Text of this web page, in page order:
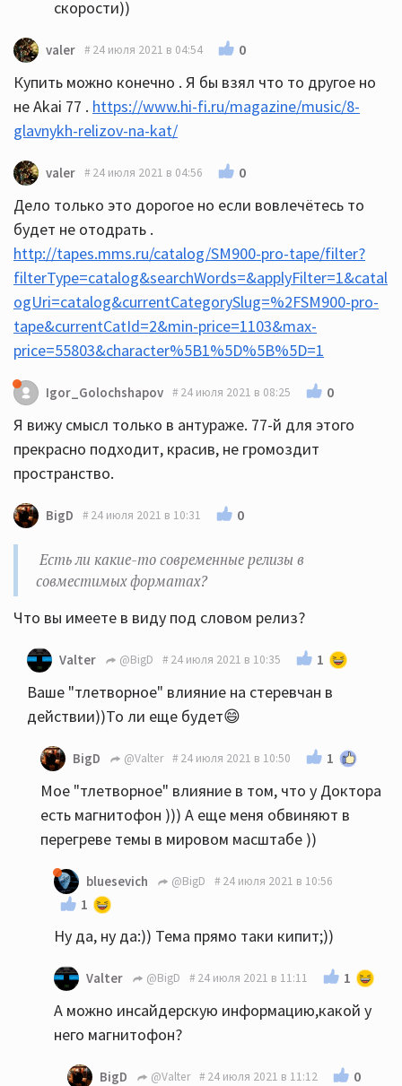
скорости))
valer 24 июля 2021 в 04:54 0
Купить можно конечно . Я бы взял что то другое но
не Akai 77 . https://www.hi-fi.ru/magazine/music/8-
glavnykh-relizov-na-kat/
valer 24 июля 2021 в 04:56 0
Дело только это дорогое но если вовлечётесь то
будет не отодрать .
http://tapes.mms.ru/catalog/SM900-pro-tape/filter?
filterType=catalog&searchWords=&applyFilter=1&catal
ogUri=catalog&currentCategorySlug=%2FSM900-pro-
tape&currentCatId=2&min-price=1103&max-
price=55803&character%5B1%5D%5B%5D=1
Igor_Golochshapov 24 июля 2021 в 08:25 0
Я вижу смысл только в антураже. 77-й для этого
прекрасно подходит, красив, не громоздит
пространство.
BigD 24 июля 2021 в 10:31 0
Есть ли какие-то современные релизы в
совместимых форматах?
Что вы имеете в виду под словом релиз?
Valter @BigD 24 июля 2021 в 10:35 1
Ваше "тлетворное" влияние на стеревчан в
действии))То ли еще будет😄
BigD @Valter 24 июля 2021 в 10:50 1
Мое "тлетворное" влияние в том, что у Доктора
есть магнитофон ))) А еще меня обвиняют в
перегреве темы в мировом масштабе ))
bluesevich @BigD 24 июля 2021 в 10:56
1
Ну да, ну да:)) Тема прямо таки кипит;))
Valter @BigD 24 июля 2021 в 11:11 1
А можно инсайдерскую информацию,какой у
него магнитофон?
BigD @Valter 24 июля 2021 в 11:12 0